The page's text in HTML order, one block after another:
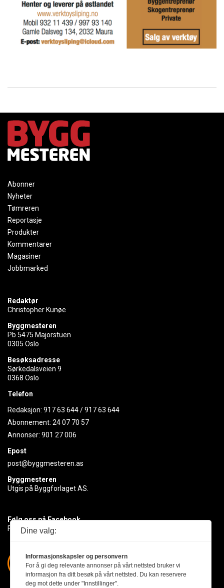
Abonner
Nyheter
Tømreren
Reportasje
Produkter
Kommentarer
Magasiner
Jobbmarked
Redaktør
Christopher Kunøe
Byggmesteren
Pb 5475 Majorstuen
0305 Oslo
Besøksadresse
Sørkedalsveien 9
0368 Oslo
Telefon
Redaksjon: 917 63 644/917 63 644
Abonnement: 24 07 70 57
Annonser: 901 27 006
Epost
post@byggmesteren.as
Byggmesteren
Utgis på Byggforlaget AS.
Følg oss på Facebook
Få med deg det siste innen byggebransjen
Dine valg:
Informasjonskapsler og personvern
For å gi deg relevante annonser på vårt nettsted bruker vi
informasjon fra ditt besøk på vårt nettsted. Du kan reservere
deg mot dette under "Innstillinger".